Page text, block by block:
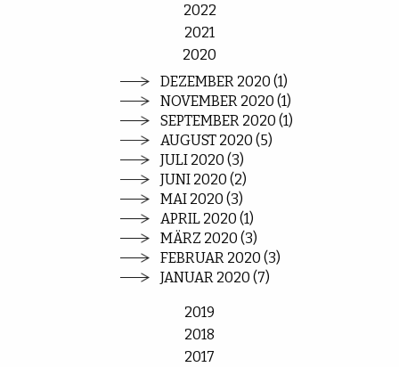
2022
2021
2020
DEZEMBER 2020 (1)
NOVEMBER 2020 (1)
SEPTEMBER 2020 (1)
AUGUST 2020 (5)
JULI 2020 (3)
JUNI 2020 (2)
MAI 2020 (3)
APRIL 2020 (1)
MÄRZ 2020 (3)
FEBRUAR 2020 (3)
JANUAR 2020 (7)
2019
2018
2017